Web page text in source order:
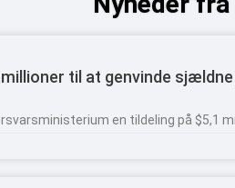
til at genvinde
en tildeling på $5,1